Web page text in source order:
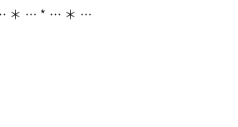
＊ … * … ＊ …